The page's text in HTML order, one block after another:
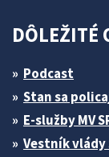
DÔLEŽITÉ
Podcast
Stan sa
E-služby MV
Vestník vlády